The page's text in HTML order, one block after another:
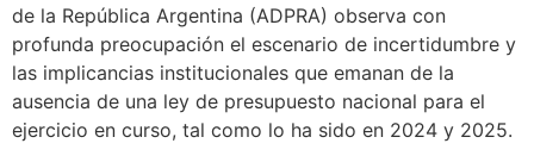
de la República Argentina (ADPRA) observa con
profunda preocupación el escenario de incertidumbre y
las implicancias institucionales que emanan de la
ausencia de una ley de presupuesto nacional para el
ejercicio en curso, tal como lo ha sido en 2024 y 2025.